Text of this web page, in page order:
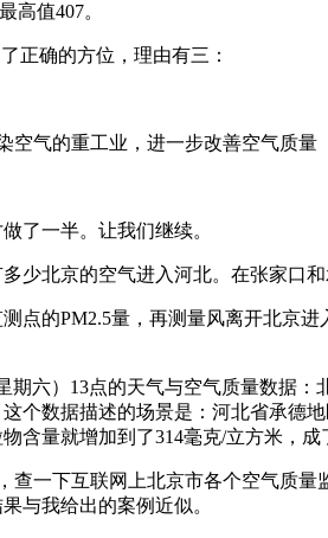
值407。
确的方位，理由有三：
气的重工业，进一步改善空气质量
了一半。让我们继续。
北京的空气进入河北。在张家口和
的PM2.5量，再测量风离开北京进
六）13点的天气与空气质量数据：
个数据描述的场景是：河北省承德
含量就增加到了314毫克/立方米，
一下互联网上北京市各个空气质量
与我给出的案例近似。